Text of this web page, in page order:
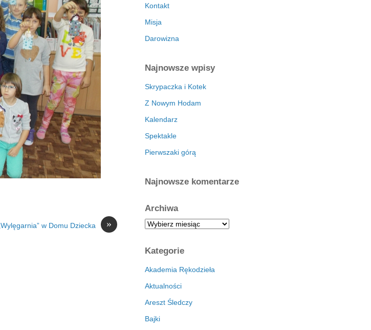
»
„Wylęgarnia” w Domu Dziecka
Kontakt
Misja
Darowizna
Najnowsze wpisy
Skrypaczka i Kotek
Z Nowym Hodam
Kalendarz
Spektakle
Pierwszaki górą
Najnowsze komentarze
Archiwa
A
h
i
a
Kategorie
Akademia Rękodzieła
Aktualności
Areszt Śledczy
Bajki